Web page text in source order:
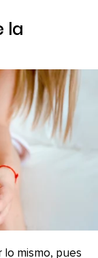
la
lo mismo, pues